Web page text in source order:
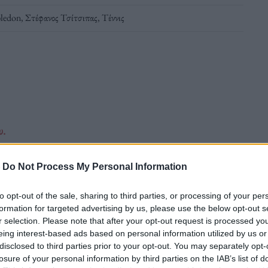
Do Not Process My Personal Information
opt-out of the sale, sharing to third parties, or processing of your
for targeted advertising by us, please use the below opt-out
selection. Please note that after your opt-out request is processed
interest-based ads based on personal information utilized by us
to third parties prior to your opt-out. You may separately
of your personal information by third parties on the IAB’s list of
, Στέφανος Τσίτσιπας, Τέννις
Τσιτσιπάς έκανε ένα καταπληκτικό
επιβλήθηκε σήμερα στον τελικό και
0 (6-3, 7-6 (3) και πανηγύρισε απόλυτα
του τροπαίου του 1000αριού τουρνουά